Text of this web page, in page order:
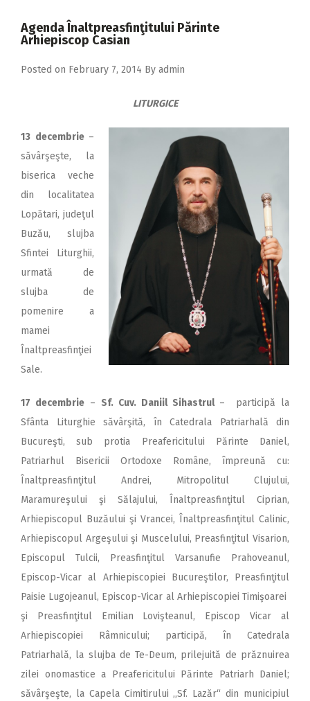
2017
2013
2012
2010
2009
Agenda Înaltpreasfinţitului Părinte
Arhiepiscop Casian
Posted on February 7, 2014 By admin
LITURGICE
13 decembrie –
săvârşeşte, la
biserica veche
din localitatea
Lopătari, judeţul
Buzău, slujba
Sfintei Liturghii,
urmată de
slujba de
pomenire a
mamei
Înaltpreasfinţiei
Sale.
17 decembrie – Sf. Cuv. Daniil Sihastrul – participă la
Sfânta Liturghie săvârşită, în Catedrala Patriarhală din
Bucureşti, sub protia Preafericitului Părinte Daniel,
Patriarhul Bisericii Ortodoxe Române, împreună cu:
Înaltpreasfinţitul Andrei, Mitropolitul Clujului,
Maramureşului şi Sălajului, Înaltpreasfinţitul Ciprian,
Arhiepiscopul Buzăului şi Vrancei, Înaltpreasfinţitul Calinic,
Arhiepiscopul Argeşului şi Muscelului, Preasfinţitul Visarion,
Episcopul Tulcii, Preasfinţitul Varsanufie Prahoveanul,
Episcop-Vicar al Arhiepiscopiei Bucureştilor, Preasfinţitul
Paisie Lugojeanul, Episcop-Vicar al Arhiepiscopiei Timişoarei
şi Preasfinţitul Emilian Lovişteanul, Episcop Vicar al
Arhiepiscopiei Râmnicului; participă, în Catedrala
Patriarhală, la slujba de Te-Deum, prilejuită de prăznuirea
zilei onomastice a Preafericitului Părinte Patriarh Daniel;
săvârşeşte, la Capela Cimitirului ,,Sf. Lazăr“ din municipiul